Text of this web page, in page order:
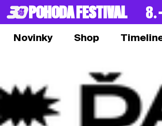
POHODA FESTIVAL 8.
Novinky Shop